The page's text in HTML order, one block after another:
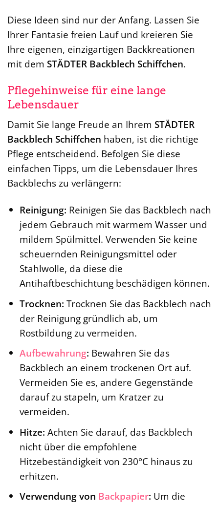
Diese Ideen sind nur der Anfang. Lassen Sie
Ihrer Fantasie freien Lauf und kreieren Sie
Ihre eigenen, einzigartigen Backkreationen
mit dem STÄDTER Backblech Schiffchen.
Pflegehinweise für eine lange
Lebensdauer
Damit Sie lange Freude an Ihrem STÄDTER
Backblech Schiffchen haben, ist die richtige
Pflege entscheidend. Befolgen Sie diese
einfachen Tipps, um die Lebensdauer Ihres
Backblechs zu verlängern:
Reinigung: Reinigen Sie das Backblech nach
jedem Gebrauch mit warmem Wasser und
mildem Spülmittel. Verwenden Sie keine
scheuernden Reinigungsmittel oder
Stahlwolle, da diese die
Antihaftbeschichtung beschädigen können.
Trocknen: Trocknen Sie das Backblech nach
der Reinigung gründlich ab, um
Rostbildung zu vermeiden.
Aufbewahrung: Bewahren Sie das
Backblech an einem trockenen Ort auf.
Vermeiden Sie es, andere Gegenstände
darauf zu stapeln, um Kratzer zu
vermeiden.
Hitze: Achten Sie darauf, das Backblech
nicht über die empfohlene
Hitzebeständigkeit von 230°C hinaus zu
erhitzen.
Verwendung von Backpapier: Um die